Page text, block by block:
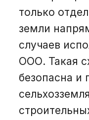
только
земли
случаев
ООО. Такая
безопасна и